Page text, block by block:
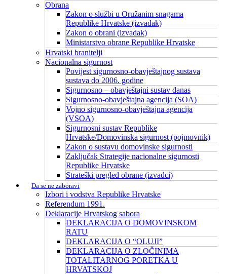
Obrana
Zakon o službi u Oružanim snagama
Republike Hrvatske (izvadak)
Zakon o obrani (izvadak)
Ministarstvo obrane Republike Hrvatske
Hrvatski branitelji
Nacionalna sigurnost
Povijest sigurnosno-obavještajnog sustava
sustava do 2006. godine
Sigurnosno – obavještajni sustav danas
Sigurnosno-obavještajna agencija (SOA)
Vojno sigurnosno-obavještajna agencija
(VSOA)
Sigurnosni sustav Republike
Hrvatske/Domovinska sigurnost (pojmovnik)
Zakon o sustavu domovinske sigurnosti
Zaključak Strategije nacionalne sigurnosti
Republike Hrvatske
Strateški pregled obrane (izvadci)
Da se ne zaboravi
Izbori i vodstva Republike Hrvatske
Referendum 1991.
Deklaracije Hrvatskog sabora
DEKLARACIJA O DOMOVINSKOM
RATU
DEKLARACIJA O “OLUJI”
DEKLARACIJA O ZLOČINIMA
TOTALITARNOG PORETKA U
HRVATSKOJ